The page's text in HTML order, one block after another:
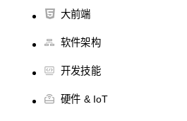
大前端
软件架构
开发技能
硬件 & IoT